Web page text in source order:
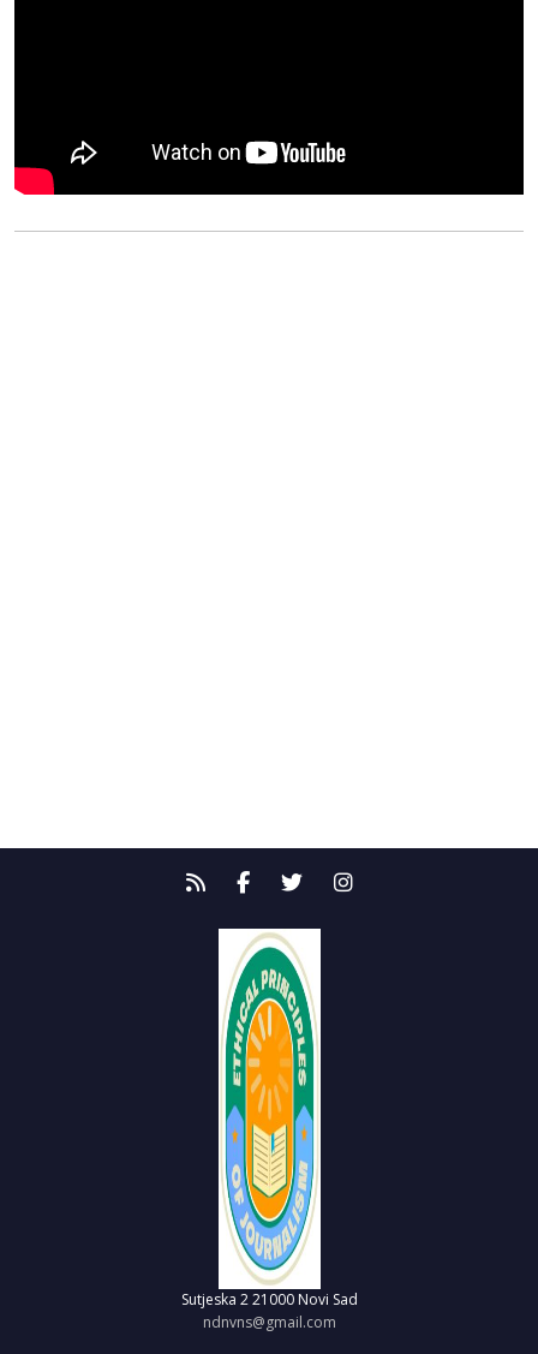
Sutjeska 2 21000 Novi Sad
ndnvns@gmail.com